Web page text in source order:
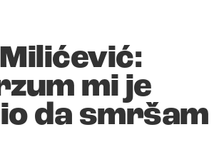
mi je
da smršam